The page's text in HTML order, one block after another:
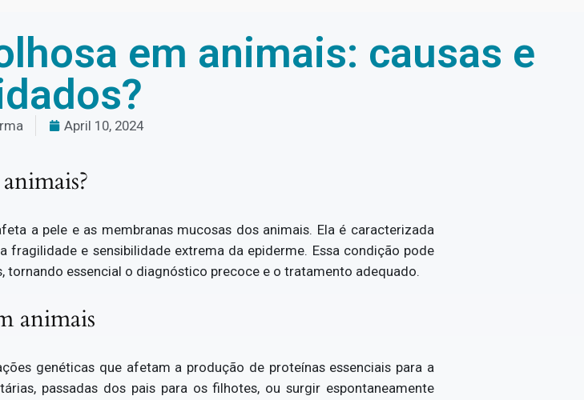
em animais: causas e
April 10, 2024
a pele e as membranas mucosas dos animais. Ela é caracterizada
fragilidade e sensibilidade extrema da epiderme. Essa condição pode
essencial o diagnóstico precoce e o tratamento adequado.
animais
genéticas que afetam a produção de proteínas essenciais para a
passadas dos pais para os filhotes, ou surgir espontaneamente